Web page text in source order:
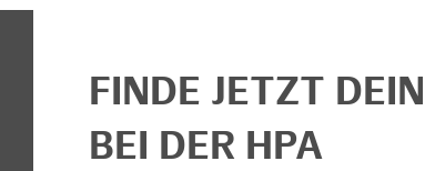
FINDE JETZT
BEI DER HPA